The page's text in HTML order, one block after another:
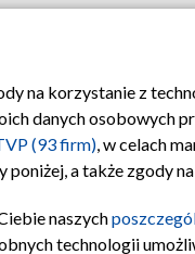
Polityka prywatności
na korzystanie z
danych osobowych
(93 firm), w celach
a także zgody
naszych
technologii